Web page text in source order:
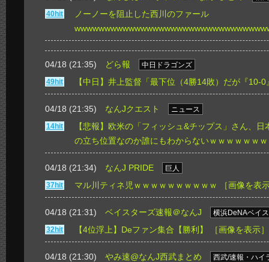
40hit
ノーノーを阻止した西川のファール
04/18 (21:35) どら報
中日ドラゴンズ
49hit
【中日】井上監督「最下位（4勝14敗）だが『10-
04/18 (21:35) なんJクエスト
ニュース
14hit
【悲報】欧米の「フィッシュ&チップス」さん、
の立ち位置なのか誰にもわからないｗｗｗｗｗｗ
04/18 (21:34) なんJ PRIDE
巨人
37hit
マル川ティネ児ｗｗｗｗｗｗｗｗｗｗ ［画像を表
04/18 (21:31) ベイスターズ速報＠なんJ
横浜DeNAベイ
32hit
【4位浮上】Deファン集合【勝利】 ［画像を表示］
04/18 (21:30) やみ速@なんJ西武まとめ
西武/速報・ハイ